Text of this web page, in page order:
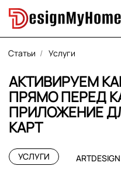
Статьи Услуги
АКТИВИРУЕМ
ПРЯМО ПЕРЕД
ПРИЛОЖЕНИЕ
КАРТ
УСЛУГИ ARTDESIGN